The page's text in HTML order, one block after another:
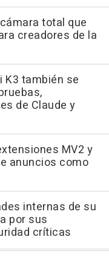
total que
creadores de la
K3 también se
de Claude y
MV2 y
anuncios como
internas de su
por sus
críticas